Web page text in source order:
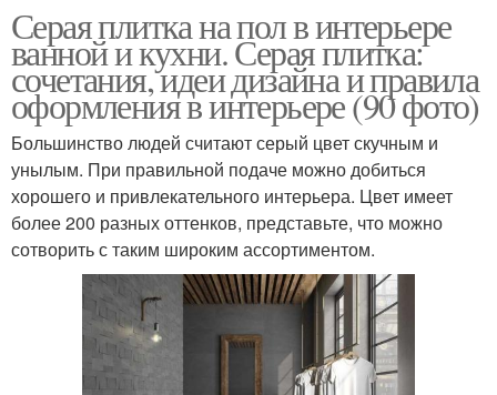
Серая плитка на пол в интерьере
ванной и кухни. Серая плитка:
сочетания, идеи дизайна и правила
оформления в интерьере (90 фото)
Большинство людей считают серый цвет скучным и
унылым. При правильной подаче можно добиться
хорошего и привлекательного интерьера. Цвет имеет
более 200 разных оттенков, представьте, что можно
сотворить с таким широким ассортиментом.